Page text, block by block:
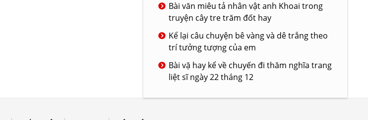
Bài văn miêu tả nhân vật anh Khoai trong
truyện cây tre trăm đốt hay
Kể lại câu chuyện bê vàng và dê trắng theo
trí tưởng tượng của em
Bài vặ hay kể về chuyến đi thăm nghĩa trang
liệt sĩ ngày 22 tháng 12